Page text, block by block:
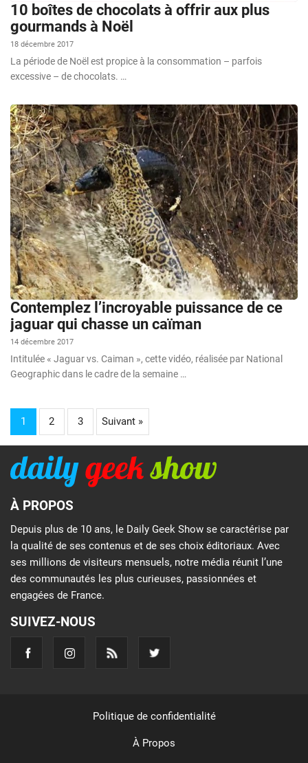
10 boîtes de chocolats à offrir aux plus
gourmands à Noël
18 décembre 2017
La période de Noël est propice à la consommation – parfois
excessive – de chocolats. …
Contemplez l’incroyable puissance de ce
jaguar qui chasse un caïman
14 décembre 2017
Intitulée « Jaguar vs. Caiman », cette vidéo, réalisée par National
Geographic dans le cadre de la semaine …
1 2 3 Suivant »
À PROPOS
Depuis plus de 10 ans, le Daily Geek Show se caractérise par
la qualité de ses contenus et de ses choix éditoriaux. Avec
ses millions de visiteurs mensuels, notre média réunit l’une
des communautés les plus curieuses, passionnées et
engagées de France.
SUIVEZ-NOUS
Politique de confidentialité
À Propos